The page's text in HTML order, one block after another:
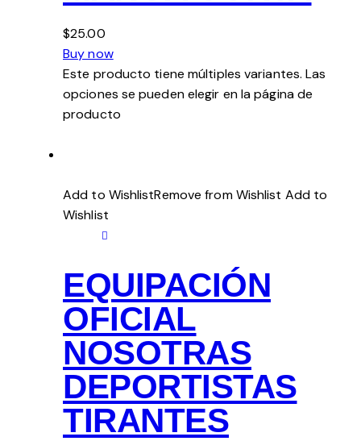
$25.00
Buy now
Este producto tiene múltiples variantes. Las
opciones se pueden elegir en la página de
producto
Add to WishlistRemove from Wishlist Add to
Wishlist
EQUIPACIÓN
OFICIAL
NOSOTRAS
DEPORTISTAS
TIRANTES